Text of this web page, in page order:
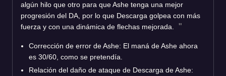
algún hilo que otro para que Ashe tenga una mejor
progresión del DA, por lo que Descarga golpea con más
fuerza y con una dinámica de flechas mejorada.
Corrección de error de Ashe: El maná de Ashe ahora
es 30/60, como se pretendía.
Relación del daño de ataque de Descarga de Ashe: